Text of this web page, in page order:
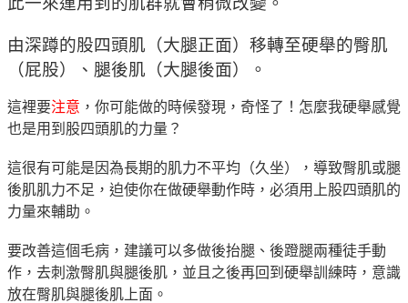
由深蹲的股四頭肌（大腿正面）移轉至硬舉的臀肌
（屁股）、腿後肌（大腿後面）。
這裡要注意 ，你可能做的時候發現，奇怪了！怎麼我硬舉感覺
也是用到股四頭肌的力量？
這很有可能是因為長期的肌力不平均（久坐），導致臀肌或腿
後肌肌力不足，迫使你在做硬舉動作時，必須用上股四頭肌的
力量來輔助。
要改善這個毛病，建議可以多做後抬腿、後蹬腿兩種徒手動
作，去刺激臀肌與腿後肌，並且之後再回到硬舉訓練時，意識
放在臀肌與腿後肌上面。